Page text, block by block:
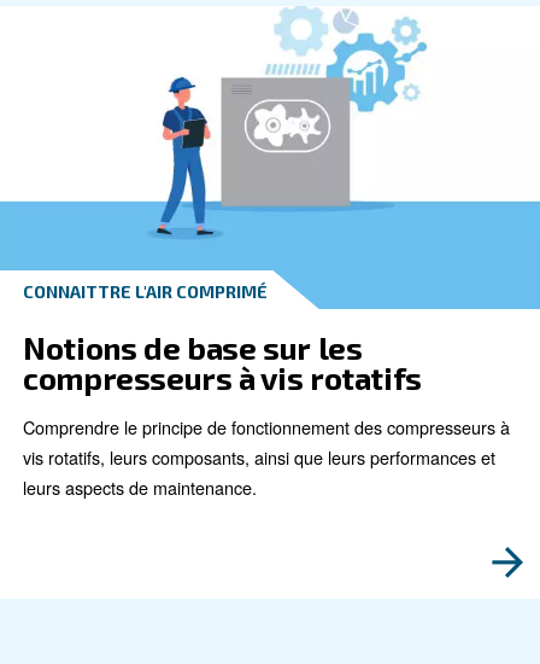
Qu'est-ce qu'un
rotatif à vis ?
Un compresseur rotatif à vis est un type de
qui utilise deux vis rotatives (également appelées
produire de l’air comprimé.